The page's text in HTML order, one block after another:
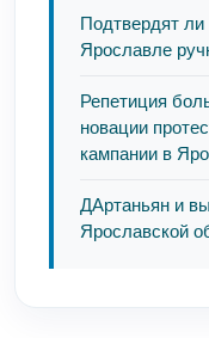
Подтвердят
Ярославле
Репетиция
новации
кампании в
ДАртаньян и
Ярославской